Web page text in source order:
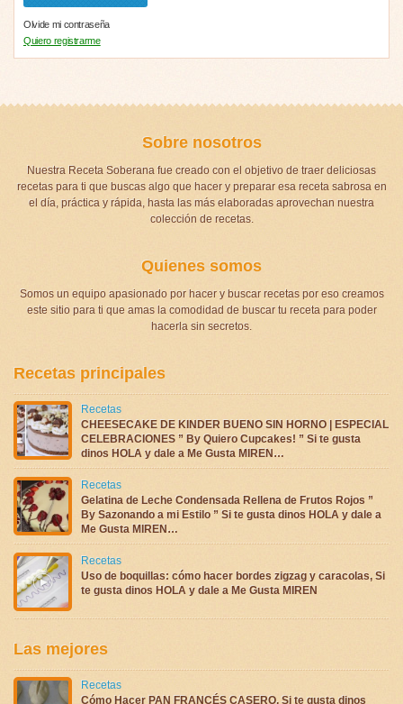
Olvide mi contraseña
Quiero registrarme
Sobre nosotros
Nuestra Receta Soberana fue creado con el objetivo de traer deliciosas
recetas para ti que buscas algo que hacer y preparar esa receta sabrosa en
el día, práctica y rápida, hasta las más elaboradas aprovechan nuestra
colección de recetas.
Quienes somos
Somos un equipo apasionado por hacer y buscar recetas por eso creamos
este sitio para ti que amas la comodidad de buscar tu receta para poder
hacerla sin secretos.
Recetas principales
Recetas
CHEESECAKE DE KINDER BUENO SIN HORNO | ESPECIAL
CELEBRACIONES ” By Quiero Cupcakes! ” Si te gusta
dinos HOLA y dale a Me Gusta MIREN…
Recetas
Gelatina de Leche Condensada Rellena de Frutos Rojos ”
By Sazonando a mi Estilo ” Si te gusta dinos HOLA y dale a
Me Gusta MIREN…
Recetas
Uso de boquillas: cómo hacer bordes zigzag y caracolas, Si
te gusta dinos HOLA y dale a Me Gusta MIREN
Las mejores
Recetas
Cómo Hacer PAN FRANCÉS CASERO, Si te gusta dinos